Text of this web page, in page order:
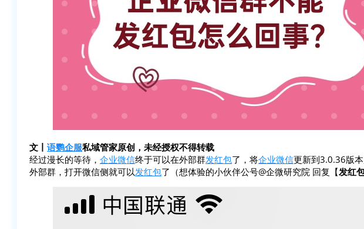
文丨 语鹦企服私域管家原创，未经授权不得转载
经过漫长的等待， 企业微信终于可以在外部群发红包了，将企业微信更新到3.0.36版
外部群，打开微信侧就可以发红包了（想体验的小伙伴公号@企微研究院 回复【发红